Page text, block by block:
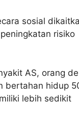
sosial
risiko
AS, orang
bertahan hidup
lebih sedikit